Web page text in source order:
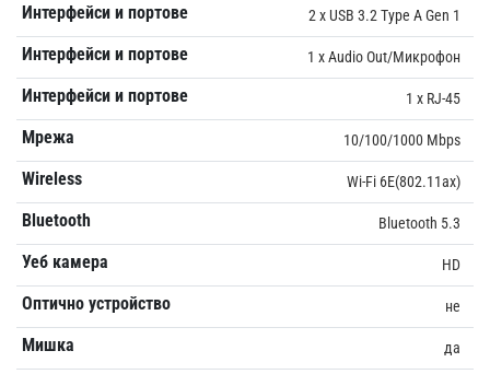
Интерфейси и портове 2 x USB 3.2 Type A Gen 1
Интерфейси и портове 1 x Audio Out/Микрофон
Интерфейси и портове 1 x RJ-45
Мрежа 10/100/1000 Mbps
Wireless Wi-Fi 6E(802.11ax)
Bluetooth Bluetooth 5.3
Уеб камера HD
Оптично устройство не
Мишка да